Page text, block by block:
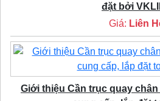
đặt bởi
Giá: Liên
Giới thiệu Cần trục quay